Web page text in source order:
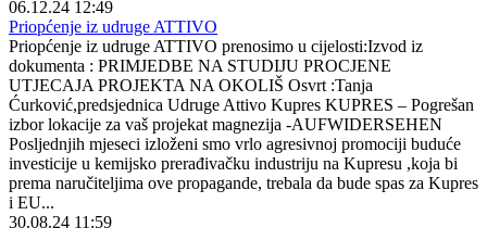
06.12.24 12:49
Priopćenje iz udruge ATTIVO
Priopćenje iz udruge ATTIVO prenosimo u cijelosti:Izvod iz
dokumenta : PRIMJEDBE NA STUDIJU PROCJENE
UTJECAJA PROJEKTA NA OKOLIŠ Osvrt :Tanja
Ćurković,predsjednica Udruge Attivo Kupres KUPRES – Pogrešan
izbor lokacije za vaš projekat magnezija -AUFWIDERSEHEN
Posljednjih mjeseci izloženi smo vrlo agresivnoj promociji buduće
investicije u kemijsko prerađivačku industriju na Kupresu ,koja bi
prema naručiteljima ove propagande, trebala da bude spas za Kupres
i EU...
30.08.24 11:59